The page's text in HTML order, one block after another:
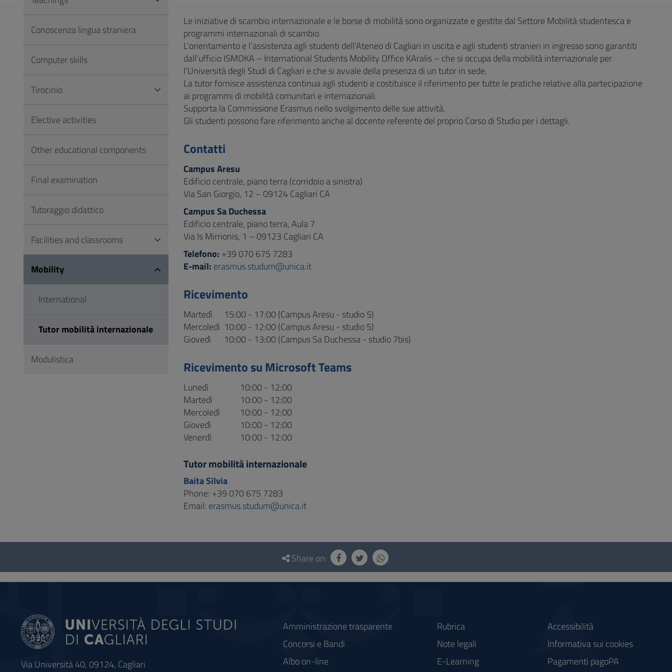
Footer
Le iniziative di scambio internazionale e le borse di mobilità sono organizzate e gestite dal Settore Mobilità studentesca e
programmi internazionali di scambio.
L’orientamento e l’assistenza agli studenti dell’Ateneo di Cagliari in uscita e agli studenti stranieri in ingresso sono garantiti
dall’ufficio ISMOKA – International Students Mobility Office KAralis – che si occupa della mobilità internazionale per
l’Università degli Studi di Cagliari e che si avvale della presenza di un tutor in sede.
La tutor fornisce assistenza continua agli studenti e costituisce il riferimento per tutte le pratiche relative alla partecipazione
ai programmi di mobilità comunitari e internazionali.
Supporta la Commissione Erasmus nello svolgimento delle sue attività.
Gli studenti possono fare riferimento anche al docente referente del proprio Corso di Studio per i dettagli.
Contatti
Campus Aresu
Edificio centrale, piano terra (corridoio a sinistra)
Via San Giorgio, 12 – 09124 Cagliari CA
Campus Sa Duchessa
Edificio centrale, piano terra, Aula 7
Via Is Mirrionis, 1 – 09123 Cagliari CA
Telefono: +39 070 675 7283
E-mail: erasmus.studum@unica.it
Ricevimento
Martedì
15:00 - 17:00 (Campus Aresu - studio 5)
Mercoledì 10:00 - 12:00 (Campus Aresu - studio 5)
Giovedì
10:00 - 13:00 (Campus Sa Duchessa - studio 7bis)
Ricevimento su Microsoft Teams
Lunedì
10:00 - 12:00
Martedì
10:00 - 12:00
Mercoledì
10:00 - 12:00
Giovedì
10:00 - 12:00
Venerdì
10:00 - 12:00
Tutor mobilità internazionale
Baita Silvia
Phone: +39 070 675 7283
Email: erasmus.studum@unica.it
Conoscenza lingua straniera
Computer skills
Tirocinio
Elective activities
Other educational components
Final examination
Tutoraggio didattico
Facilities and classrooms
Mobility
International
Tutor mobilità internazionale
Modulistica
Questionnaire
social
Share on:
Via Università 40, 09124, Cagliari
Amministrazione trasparente
Concorsi e Bandi
Albo on-line
Rubrica
Note legali
E-Learning
Accessibilità
Informativa sui cookies
Pagamenti pagoPA